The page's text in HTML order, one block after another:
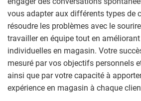
vous adapter aux différents types de
résoudre les problèmes avec le
travailler en équipe tout en
individuelles en magasin. Votre
mesuré par vos objectifs personnels
ainsi que par votre capacité à
expérience en magasin à chaque